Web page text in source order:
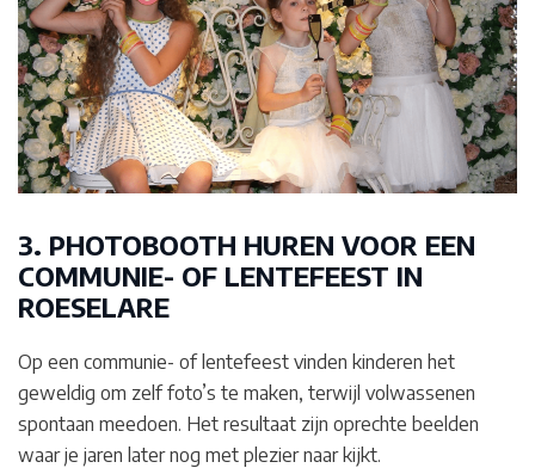
3. PHOTOBOOTH HUREN VOOR EEN
COMMUNIE- OF LENTEFEEST IN
ROESELARE
Op een communie- of lentefeest vinden kinderen het
geweldig om zelf foto’s te maken, terwijl volwassenen
spontaan meedoen. Het resultaat zijn oprechte beelden
waar je jaren later nog met plezier naar kijkt.